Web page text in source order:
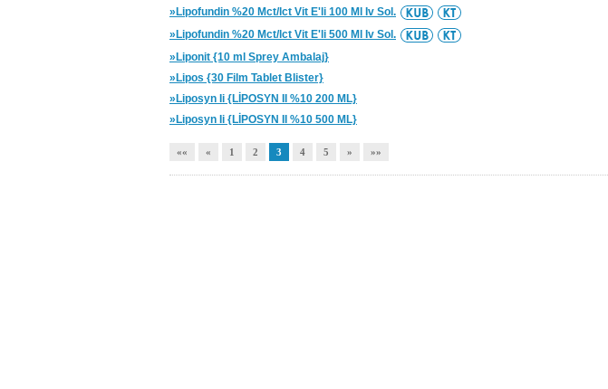
»Lipofundin %20 Mct/lct Vit E'li 100 Ml Iv Sol.
»Lipofundin %20 Mct/lct Vit E'li 500 Ml Iv Sol.
»Liponit {10 ml Sprey Ambalaj}
»Lipos {30 Film Tablet Blister}
»Liposyn Ii {LİPOSYN II %10 200 ML}
»Liposyn Ii {LİPOSYN II %10 500 ML}
«« « 1 2 3 4 5 » »»